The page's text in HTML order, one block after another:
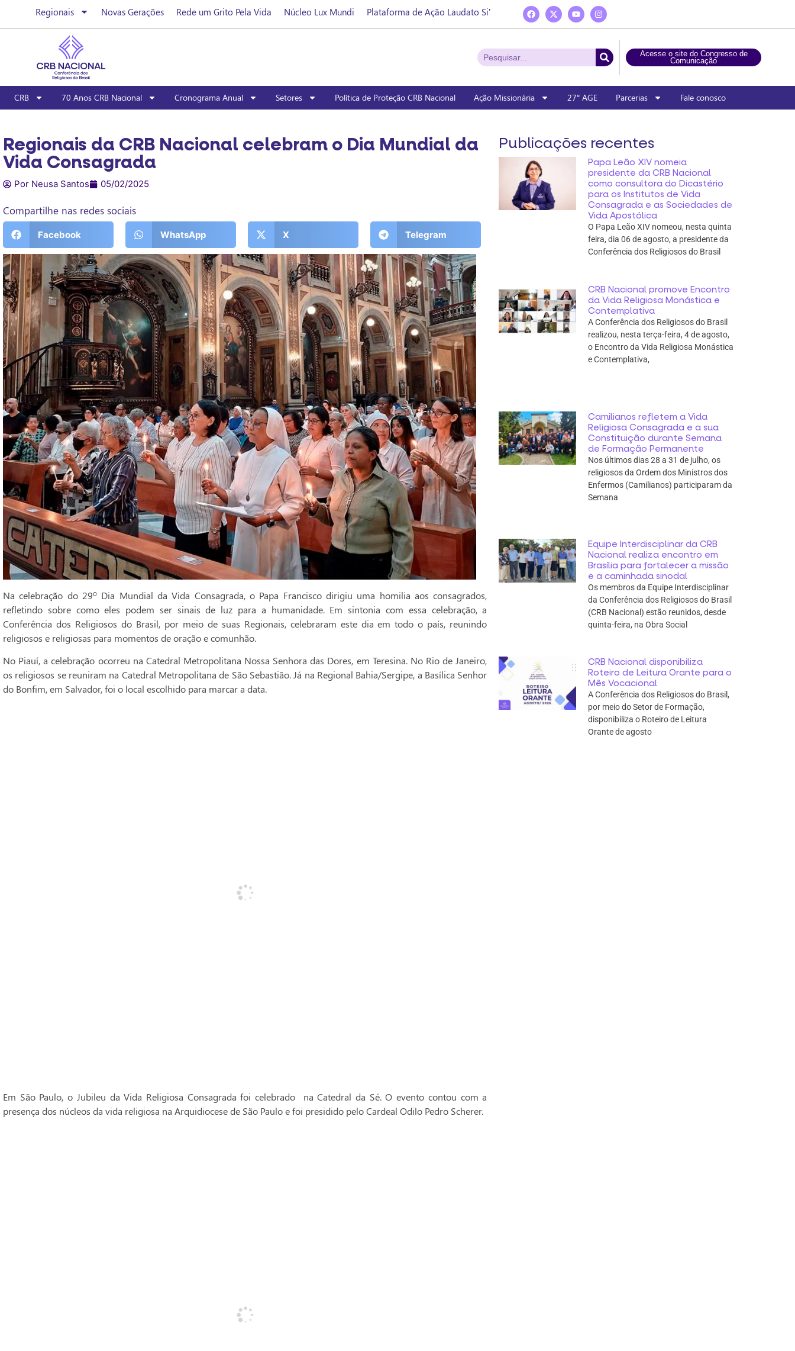
Regionais Novas Gerações Rede um Grito Pela Vida Núcleo Lux Mundi Plataforma de Ação Laudato Si’
Acesse o site do Congresso de
Comunicação
CRB 70 Anos CRB Nacional Cronograma Anual Setores Política de Proteção CRB Nacional Ação Missionária 27° AGE Parcerias Fale conosco
Regionais da CRB Nacional celebram o Dia Mundial da
Vida Consagrada
Por Neusa Santos 05/02/2025
Compartilhe nas redes sociais
Facebook WhatsApp X Telegram
Na celebração do 29º Dia Mundial da Vida Consagrada, o Papa Francisco dirigiu uma homilia aos consagrados,
refletindo sobre como eles podem ser sinais de luz para a humanidade. Em sintonia com essa celebração, a
Conferência dos Religiosos do Brasil, por meio de suas Regionais, celebraram este dia em todo o país, reunindo
religiosos e religiosas para momentos de oração e comunhão.
No Piauí, a celebração ocorreu na Catedral Metropolitana Nossa Senhora das Dores, em Teresina. No Rio de Janeiro,
os religiosos se reuniram na Catedral Metropolitana de São Sebastião. Já na Regional Bahia/Sergipe, a Basílica Senhor
do Bonfim, em Salvador, foi o local escolhido para marcar a data.
Em São Paulo, o Jubileu da Vida Religiosa Consagrada foi celebrado na Catedral da Sé. O evento contou com a
presença dos núcleos da vida religiosa na Arquidiocese de São Paulo e foi presidido pelo Cardeal Odilo Pedro Scherer.
Publicações recentes
Papa Leão XIV nomeia
presidente da CRB Nacional
como consultora do Dicastério
para os Institutos de Vida
Consagrada e as Sociedades de
Vida Apostólica
O Papa Leão XIV nomeou, nesta quinta
feira, dia 06 de agosto, a presidente da
Conferência dos Religiosos do Brasil
CRB Nacional promove Encontro
da Vida Religiosa Monástica e
Contemplativa
A Conferência dos Religiosos do Brasil
realizou, nesta terça-feira, 4 de agosto,
o Encontro da Vida Religiosa Monástica
e Contemplativa,
Camilianos refletem a Vida
Religiosa Consagrada e a sua
Constituição durante Semana
de Formação Permanente
Nos últimos dias 28 a 31 de julho, os
religiosos da Ordem dos Ministros dos
Enfermos (Camilianos) participaram da
Semana
Equipe Interdisciplinar da CRB
Nacional realiza encontro em
Brasília para fortalecer a missão
e a caminhada sinodal
Os membros da Equipe Interdisciplinar
da Conferência dos Religiosos do Brasil
(CRB Nacional) estão reunidos, desde
quinta-feira, na Obra Social
CRB Nacional disponibiliza
Roteiro de Leitura Orante para o
Mês Vocacional
A Conferência dos Religiosos do Brasil,
por meio do Setor de Formação,
disponibiliza o Roteiro de Leitura
Orante de agosto